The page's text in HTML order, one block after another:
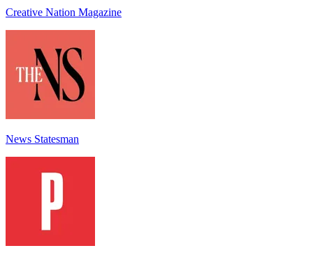
Creative Nation Magazine
News Statesman